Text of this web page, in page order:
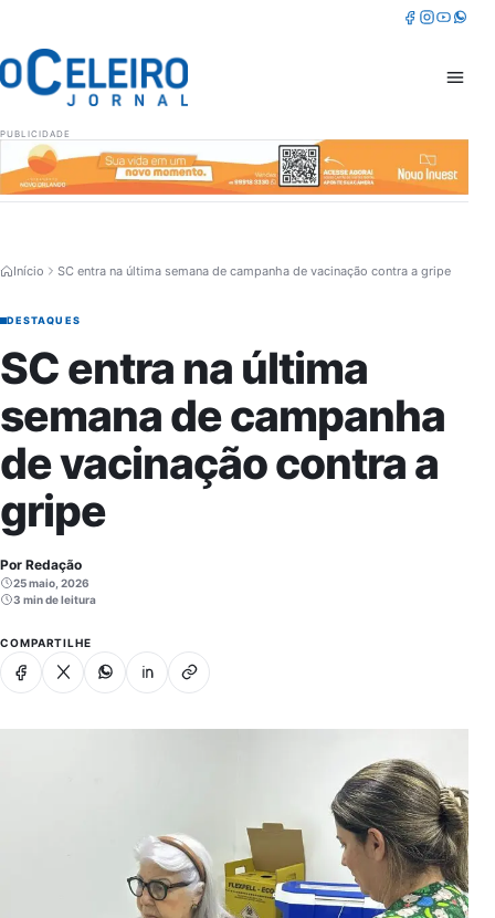
Facebook
Instagram
Youtube
PUBLICIDADE
Abrir
Início SC entra na última semana de campanha de vacinação contra a gripe
DESTAQUES
SC entra na última
semana de campanha
de vacinação contra a
gripe
Por Redação
25 maio, 2026
3 min de leitura
COMPARTILHE
Facebook
X WhatsappLinkedinCopiar link